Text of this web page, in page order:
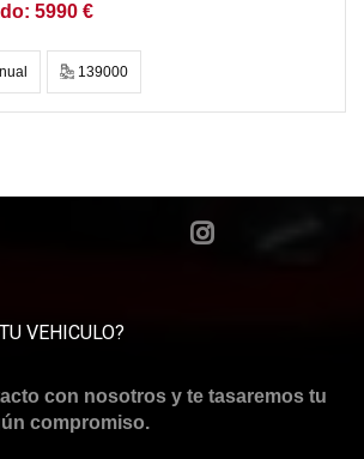
5990 €
139000
VEHICULO?
con nosotros y te tasaremos tu
compromiso.